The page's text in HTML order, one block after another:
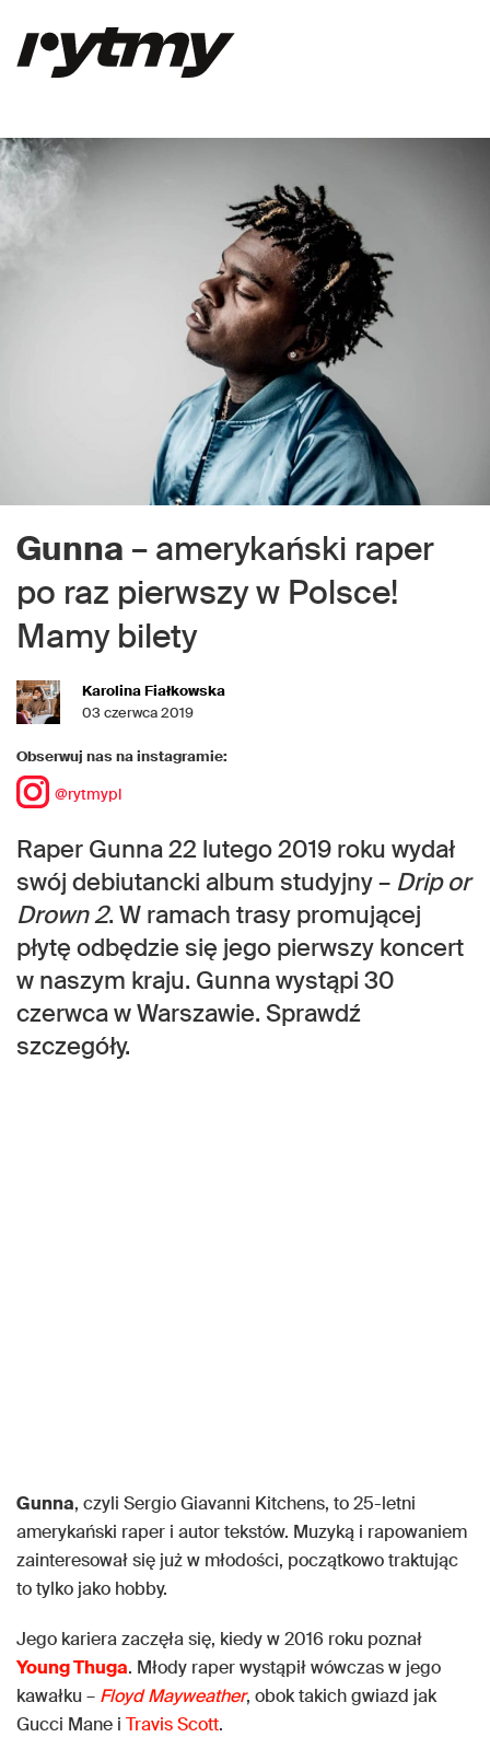
Gunna – amerykański raper
po raz pierwszy w Polsce!
Mamy bilety
Karolina Fiałkowska
03 czerwca 2019
Obserwuj nas na instagramie:
@rytmypl
Raper Gunna 22 lutego 2019 roku wydał
swój debiutancki album studyjny – Drip or
Drown 2. W ramach trasy promującej
płytę odbędzie się jego pierwszy koncert
w naszym kraju. Gunna wystąpi 30
czerwca w Warszawie. Sprawdź
szczegóły.
Gunna, czyli Sergio Giavanni Kitchens, to 25-letni
amerykański raper i autor tekstów. Muzyką i rapowaniem
zainteresował się już w młodości, początkowo traktując
to tylko jako hobby.
Jego kariera zaczęła się, kiedy w 2016 roku poznał
Young Thuga. Młody raper wystąpił wówczas w jego
kawałku – Floyd Mayweather, obok takich gwiazd jak
Gucci Mane i Travis Scott.